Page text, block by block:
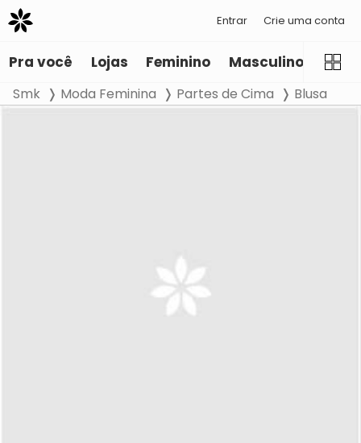
Entrar Crie uma conta
Pra você Lojas Feminino Masculino
Smk Moda Feminina Partes de Cima Blusa